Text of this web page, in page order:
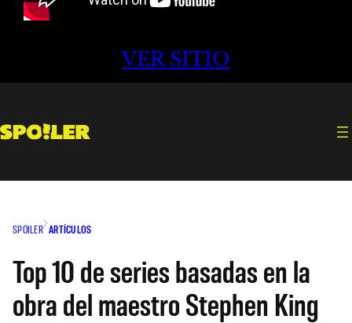
VER SITIO
SPOILER ARTÍCULOS
Top 10 de series basadas en la
obra del maestro Stephen King